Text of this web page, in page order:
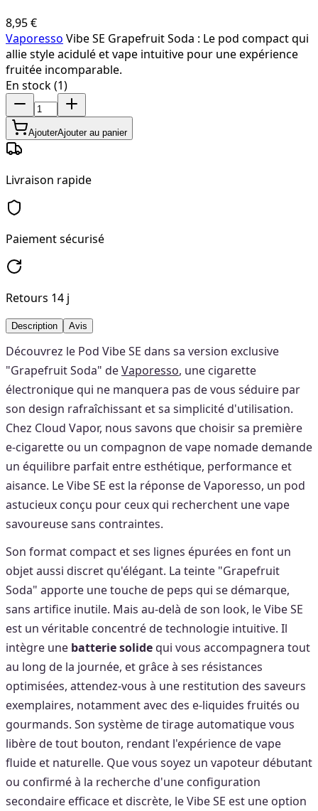
8,95 €
Vaporesso Vibe SE Grapefruit Soda : Le pod compact qui
allie style acidulé et vape intuitive pour une expérience
fruitée incomparable.
En stock (1)
AjouterAjouter au panier
Livraison rapide
Paiement sécurisé
Retours 14 j
Description Avis
Découvrez le Pod Vibe SE dans sa version exclusive
"Grapefruit Soda" deVaporesso, une cigarette
électronique qui ne manquera pas de vous séduire par
son design rafraîchissant et sa simplicité d'utilisation.
Chez Cloud Vapor, nous savons que choisir sa première
e-cigarette ou un compagnon de vape nomade demande
un équilibre parfait entre esthétique, performance et
aisance. Le Vibe SE est la réponse de Vaporesso, un pod
astucieux conçu pour ceux qui recherchent une vape
savoureuse sans contraintes.
Son format compact et ses lignes épurées en font un
objet aussi discret qu'élégant. La teinte "Grapefruit
Soda" apporte une touche de peps qui se démarque,
sans artifice inutile. Mais au-delà de son look, le Vibe SE
est un véritable concentré de technologie intuitive. Il
intègre une batterie solidequi vous accompagnera tout
au long de la journée, et grâce à ses résistances
optimisées, attendez-vous à une restitution des saveurs
exemplaires, notamment avec des e-liquides fruités ou
gourmands. Son système de tirage automatique vous
libère de tout bouton, rendant l'expérience de vape
fluide et naturelle. Que vous soyez un vapoteur débutant
ou confirmé à la recherche d'une configuration
secondaire efficace et discrète, le Vibe SE est une option